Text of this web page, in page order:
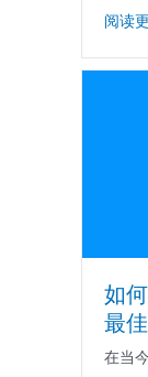
阅读
如
最
在当